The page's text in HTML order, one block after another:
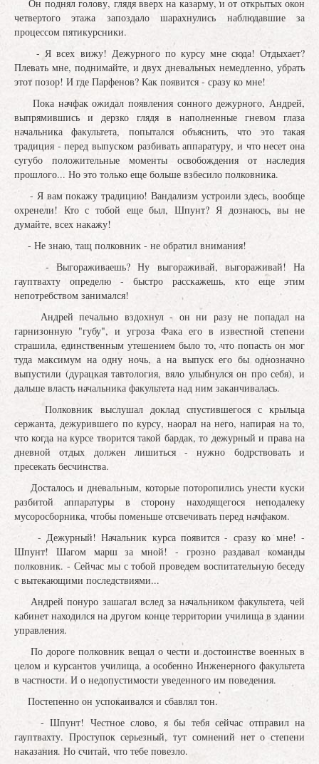
Он поднял голову, глядя вверх на казарму, и от открытых окон
четвертого этажа запоздало шарахнулись наблюдавшие за
процессом пятикурсники.
- Я всех вижу! Дежурного по курсу мне сюда! Отдыхает?
Плевать мне, поднимайте, и двух дневальных немедленно, убрать
этот позор! И где Парфенов? Как появится - сразу ко мне!
Пока начфак ожидал появления сонного дежурного, Андрей,
выпрямившись и дерзко глядя в наполненные гневом глаза
начальника факультета, попытался объяснить, что это такая
традиция - перед выпуском разбивать аппаратуру, и что несет она
сугубо положительные моменты освобождения от наследия
прошлого... Но это только еще больше взбесило полковника.
- Я вам покажу традицию! Вандализм устроили здесь, вообще
охренели! Кто с тобой еще был, Шпунт? Я дознаюсь, вы не
думайте, всех накажу!
- Не знаю, тащ полковник - не обратил внимания!
- Выгораживаешь? Ну выгораживай, выгораживай! На
гауптвахту определю - быстро расскажешь, кто еще этим
непотребством занимался!
Андрей печально вздохнул - он ни разу не попадал на
гарнизонную "губу", и угроза Фака его в известной степени
страшила, единственным утешением было то, что попасть он мог
туда максимум на одну ночь, а на выпуск его бы однозначно
выпустили (дурацкая тавтология, вяло улыбнулся он про себя), и
дальше власть начальника факультета над ним заканчивалась.
Полковник выслушал доклад спустившегося с крыльца
сержанта, дежурившего по курсу, наорал на него, напирая на то,
что когда на курсе творится такой бардак, то дежурный и права на
дневной отдых должен лишиться - нужно бодрствовать и
пресекать бесчинства.
Досталось и дневальным, которые поторопились унести куски
разбитой аппаратуры в сторону находящегося неподалеку
мусоросборника, чтобы поменьше отсвечивать перед начфаком.
- Дежурный! Начальник курса появится - сразу ко мне! -
Шпунт! Шагом марш за мной! - грозно раздавал команды
полковник. - Сейчас мы с тобой проведем воспитательную беседу
с вытекающими последствиями...
Андрей понуро зашагал вслед за начальником факультета, чей
кабинет находился на другом конце территории училища в здании
управления.
По дороге полковник вещал о чести и достоинстве военных в
целом и курсантов училища, а особенно Инженерного факультета
в частности. И о недопустимости уведенного им поведения.
Постепенно он успокаивался и сбавлял тон.
- Шпунт! Честное слово, я бы тебя сейчас отправил на
гауптвахту. Проступок серьезный, тут сомнений нет о степени
наказания. Но считай, что тебе повезло.